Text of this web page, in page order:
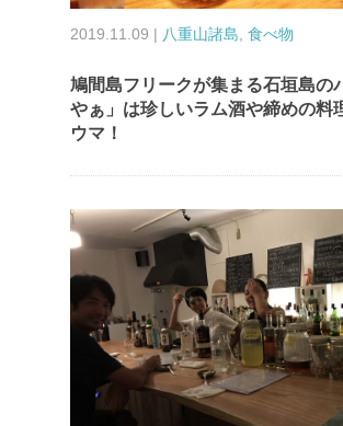
2019.11.09 | 八重山諸島 食べ物
鳩間島フリークが集まる石垣島の
やぁ」は珍しいラム酒や締めの料
ウマ！